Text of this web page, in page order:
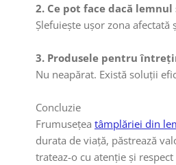
2. Ce pot face dacă lemnul
Șlefuiește ușor zona
3. Produsele pentru
Nu neapărat. Există soluții
Concluzie
Frumusețea tâmplăriei din
durata de viață, păstrează
trateaz-o cu atenție și